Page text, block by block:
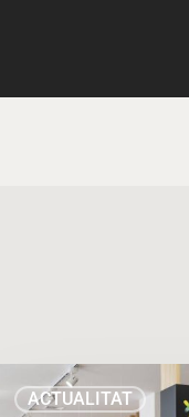
ACTUALITAT
ARRANCA
L’ESTRATÈGIA